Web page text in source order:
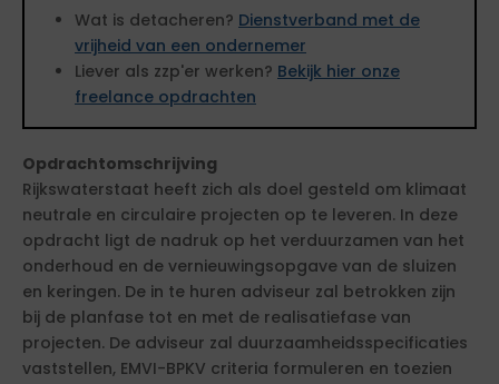
Wat is detacheren? Dienstverband met de
vrijheid van een ondernemer
Liever als zzp'er werken? Bekijk hier onze
freelance opdrachten
Opdrachtomschrijving
Rijkswaterstaat heeft zich als doel gesteld om klimaat
neutrale en circulaire projecten op te leveren. In deze
opdracht ligt de nadruk op het verduurzamen van het
onderhoud en de vernieuwingsopgave van de sluizen
en keringen. De in te huren adviseur zal betrokken zijn
bij de planfase tot en met de realisatiefase van
projecten. De adviseur zal duurzaamheidsspecificaties
vaststellen, EMVI-BPKV criteria formuleren en toezien